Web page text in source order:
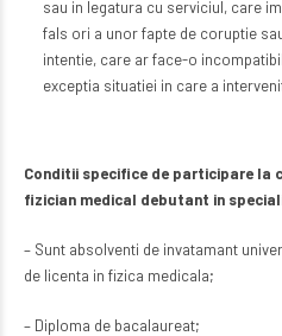
sau in legatura cu serviciul, care
fals ori a unor fapte de coruptie
intentie, care ar face-o
exceptia situatiei in care a
Conditii specifice de participare la
fizician medical debutant in
– Sunt absolventi de invatamant
de licenta in fizica medicala;
– Diploma de bacalaureat;